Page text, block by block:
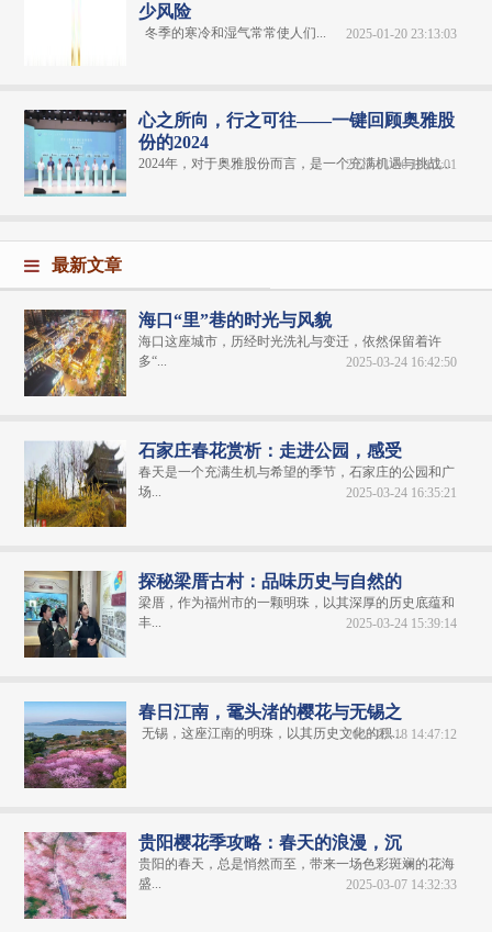
少风险
冬季的寒冷和湿气常常使人们... 2025-01-20 23:13:03
心之所向，行之可往——一键回顾奥雅股
份的2024
2024年，对于奥雅股份而言，是一个充满机遇与挑战...
2025-01-06 18:02:01
最新文章
海口“里”巷的时光与风貌
海口这座城市，历经时光洗礼与变迁，依然保留着许
多“...
2025-03-24 16:42:50
石家庄春花赏析：走进公园，感受
春天是一个充满生机与希望的季节，石家庄的公园和广
场...
2025-03-24 16:35:21
探秘梁厝古村：品味历史与自然的
梁厝，作为福州市的一颗明珠，以其深厚的历史底蕴和
丰...
2025-03-24 15:39:14
春日江南，鼋头渚的樱花与无锡之
无锡，这座江南的明珠，以其历史文化的积...2025-03-18 14:47:12
贵阳樱花季攻略：春天的浪漫，沉
贵阳的春天，总是悄然而至，带来一场色彩斑斓的花海
盛...
2025-03-07 14:32:33